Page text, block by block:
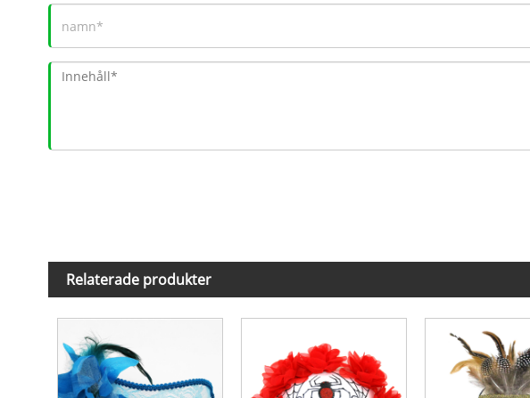
Relaterade produkter